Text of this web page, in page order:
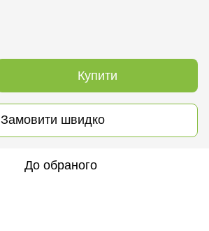
Купити
Замовити швидко
До обраного